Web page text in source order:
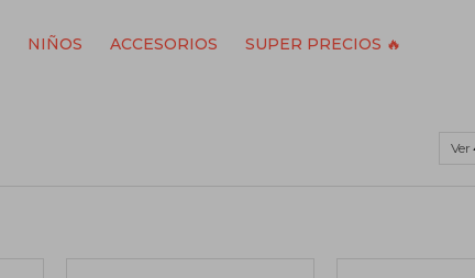
NIÑOS ACCESORIOS SUPER PRECIOS 🔥
Ver